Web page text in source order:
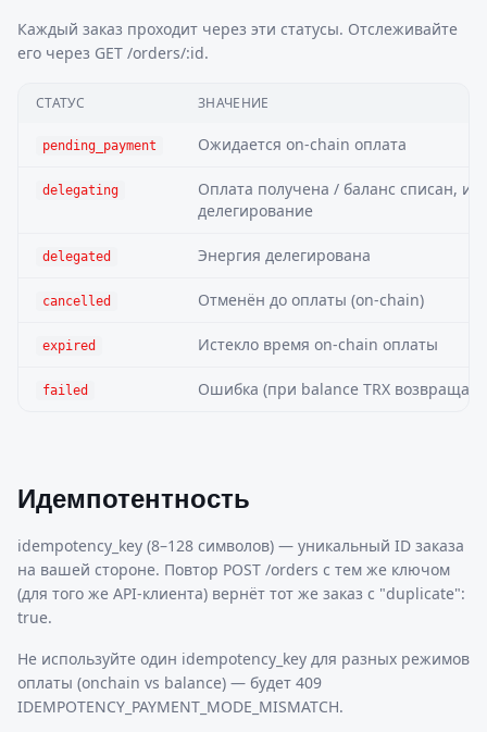
Каждый заказ проходит через эти статусы. Отслеживайте
его через GET /orders/:id.
СТАТУС ЗНАЧЕНИЕ
pending_payment Ожидается on-chain оплата
delegating
Оплата получена / баланс списан,
делегирование
delegated Энергия делегирована
cancelled Отменён до оплаты (on-chain)
expired Истекло время on-chain оплаты
failed Ошибка (при balance TRX
Идемпотентность
idempotency_key (8–128 символов) — уникальный ID заказа
на вашей стороне. Повтор POST /orders с тем же ключом
(для того же API-клиента) вернёт тот же заказ с "duplicate":
true.
Не используйте один idempotency_key для разных режимов
оплаты (onchain vs balance) — будет 409
IDEMPOTENCY_PAYMENT_MODE_MISMATCH.